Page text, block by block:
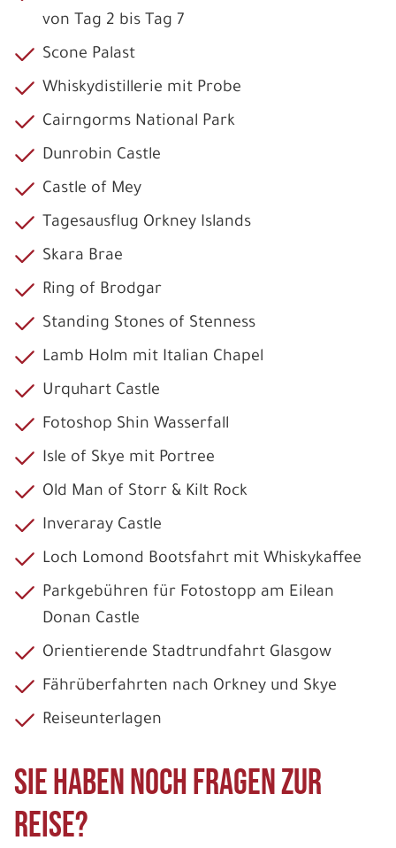
von Tag 2 bis Tag 7
Scone Palast
Whiskydistillerie mit Probe
Cairngorms National Park
Dunrobin Castle
Castle of Mey
Tagesausflug Orkney Islands
Skara Brae
Ring of Brodgar
Standing Stones of Stenness
Lamb Holm mit Italian Chapel
Urquhart Castle
Fotoshop Shin Wasserfall
Isle of Skye mit Portree
Old Man of Storr & Kilt Rock
Inveraray Castle
Loch Lomond Bootsfahrt mit Whiskykaffee
Parkgebühren für Fotostopp am Eilean
Donan Castle
Orientierende Stadtrundfahrt Glasgow
Fährüberfahrten nach Orkney und Skye
Reiseunterlagen
Sie haben noch Fragen zur
Reise?